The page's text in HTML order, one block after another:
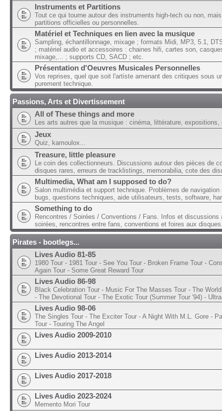
Instruments et Partitions
Tout ce qui tourne autour des instruments high-tech ou non,
partitions officielles ou personnelles.
Matériel et Techniques en lien avec la musique
Sampling, échantillonnage, mixage ; formats Midi, MP3, 5.1,
; matériel audio et accessoires : chaines hifi, cartes son,
mixage,... ; supports CD, SACD ; etc.
Présentation d'Oeuvres Musicales Personnelles
Vos reprises, quel que soit l'artiste amenant des critiques sous
purement technique.
Passions, Arts et Divertissement
All of These things and more
Les arts autres que la musique : cinéma, littérature, expositions,
Jeux
Quiz, kamoulox...
Treasure, little pleasure
Le coin des collectionneurs. Discussions autour des pièces de
disques rares, erreurs de tracklistings, memorabilia, cote des
Multimedia, What am I supposed to do?
Salon multimédia et support technique. Problèmes de navigation
bugs, questions techniques, aide utilisateurs, tests, software,
Something to do
Rencontres / Soirées / Conventions / Fans. Infos et discussions
soirées, rencontres entre fans, conventions et foires aux
Pirates - bootlegs...
Lives Audio 81-85
1980 Tour - 1981 Tour - See You Tour - Broken Frame Tour -
Again Tour - Some Great Reward Tour
Lives Audio 86-98
Black Celebration Tour - Music For The Masses Tour - The
- The Devotional Tour - The Exotic Tour (Summer Tour '94) -
Lives Audio 98-06
The Singles Tour - The Exciter Tour - A Night With M.L. Gore -
Tour - Touring The Angel
Lives Audio 2009-2010
Lives Audio 2013-2014
Lives Audio 2017-2018
Lives Audio 2023-2024
Memento Mori Tour